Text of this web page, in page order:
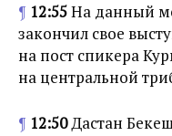
¶ 12:55На данный
закончил свое
на пост спикера
на центральной
¶ 12:50Дастан